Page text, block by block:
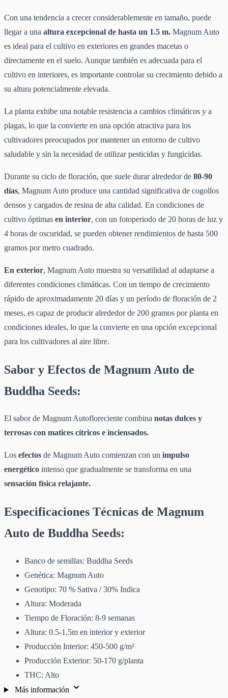
Con una tendencia a crecer considerablemente en tamaño, puede
llegar a una altura excepcional de hasta un 1.5 m. Magnum Auto
es ideal para el cultivo en exteriores en grandes macetas o
directamente en el suelo. Aunque también es adecuada para el
cultivo en interiores, es importante controlar su crecimiento debido a
su altura potencialmente elevada.
La planta exhibe una notable resistencia a cambios climáticos y a
plagas, lo que la convierte en una opción atractiva para los
cultivadores preocupados por mantener un entorno de cultivo
saludable y sin la necesidad de utilizar pesticidas y fungicidas.
Durante su ciclo de floración, que suele durar alrededor de 80-90
días, Magnum Auto produce una cantidad significativa de cogollos
densos y cargados de resina de alta calidad. En condiciones de
cultivo óptimas en interior, con un fotoperiodo de 20 horas de luz y
4 horas de oscuridad, se pueden obtener rendimientos de hasta 500
gramos por metro cuadrado.
En exterior, Magnum Auto muestra su versatilidad al adaptarse a
diferentes condiciones climáticas. Con un tiempo de crecimiento
rápido de aproximadamente 20 días y un período de floración de 2
meses, es capaz de producir alrededor de 200 gramos por planta en
condiciones ideales, lo que la convierte en una opción excepcional
para los cultivadores al aire libre.
Sabor y Efectos de Magnum Auto de
Buddha Seeds:
El sabor de Magnum Autofloreciente combina notas dulces y
terrosas con matices cítricos e inciensados.
Los efectos de Magnum Auto comienzan con un impulso
energético intenso que gradualmente se transforma en una
sensación física relajante.
Especificaciones Técnicas de Magnum
Auto de Buddha Seeds:
Banco de semillas: Buddha Seeds
Genética: Magnum Auto
Genotipo: 70 % Sativa / 30% Indica
Altura: Moderada
Tiempo de Floración: 8-9 semanas
Altura: 0.5-1,5m en interior y exterior
Producción Interior: 450-500 g/m²
Producción Exterior: 50-170 g/planta
THC: Alto
Más información